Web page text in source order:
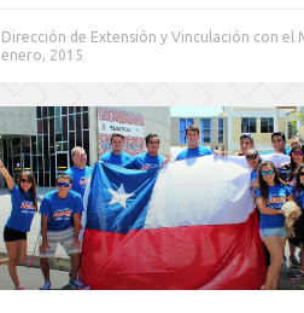
Dirección de Extensión y Vinculación con el
enero, 2015